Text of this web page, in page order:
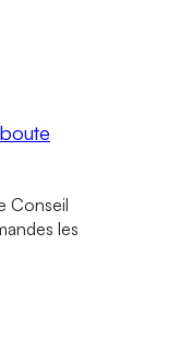
Conseil
les